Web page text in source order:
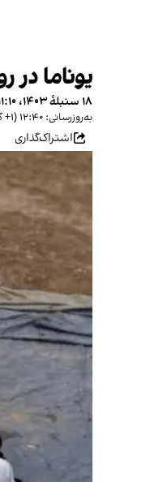
یوناما
۱۸ سنبلهٔ ۱۴۰۳، ۱۱:۱۰ (‎+۱ گرینویچ)
به‌روزرسانی: ۱۲:۴۰ (‎+۱ گرینویچ)
اشتراک‌گذاری